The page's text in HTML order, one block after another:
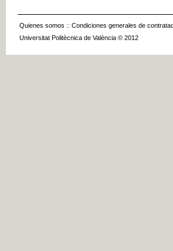
Quienes somos :: Condiciones generales de
Universitat Politècnica de València © 2012